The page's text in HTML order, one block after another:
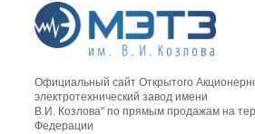
Официальный сайт Открытого
электротехнический завод имени
В.И. Козлова" по прямым продажам на
Федерации